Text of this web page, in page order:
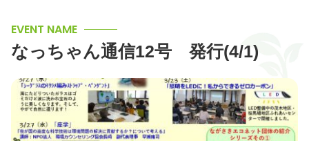
EVENT NAME
なっちゃん通信12号 発行(4/1)